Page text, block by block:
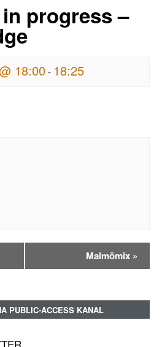
progress –
18:00- 18:25
Malmömix »
PUBLIC-ACCESS KANAL